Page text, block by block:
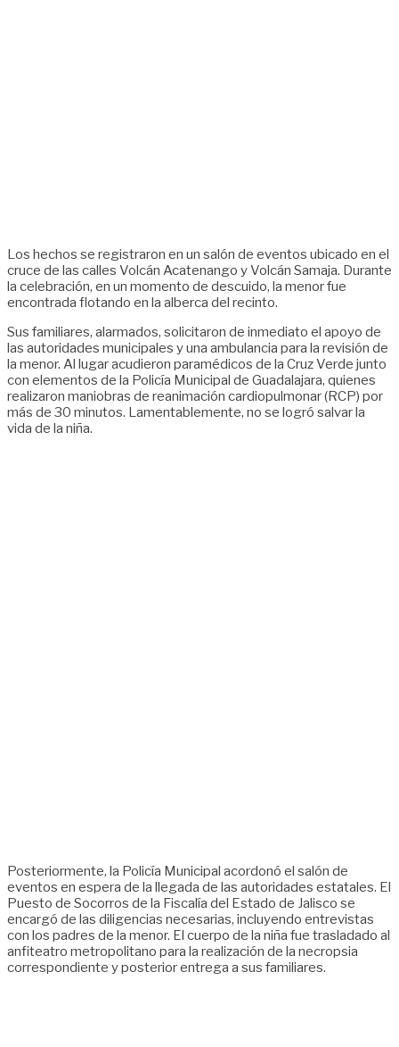
Los hechos se registraron en un salón de eventos ubicado en el
cruce de las calles Volcán Acatenango y Volcán Samaja. Durante
la celebración, en un momento de descuido, la menor fue
encontrada flotando en la alberca del recinto.
Sus familiares, alarmados, solicitaron de inmediato el apoyo de
las autoridades municipales y una ambulancia para la revisión de
la menor. Al lugar acudieron paramédicos de la Cruz Verde junto
con elementos de la Policía Municipal de Guadalajara, quienes
realizaron maniobras de reanimación cardiopulmonar (RCP) por
más de 30 minutos. Lamentablemente, no se logró salvar la
vida de la niña.
Posteriormente, la Policía Municipal acordonó el salón de
eventos en espera de la llegada de las autoridades estatales. El
Puesto de Socorros de la Fiscalía del Estado de Jalisco se
encargó de las diligencias necesarias, incluyendo entrevistas
con los padres de la menor. El cuerpo de la niña fue trasladado al
anfiteatro metropolitano para la realización de la necropsia
correspondiente y posterior entrega a sus familiares.